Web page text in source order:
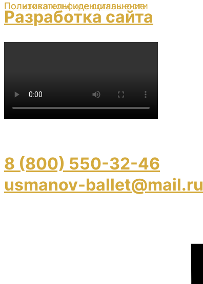
Пользовательское соглашение
Политика конфиденциальности
Разработка сайта
8 (800) 550-32-46
usmanov-ballet@mail.ru